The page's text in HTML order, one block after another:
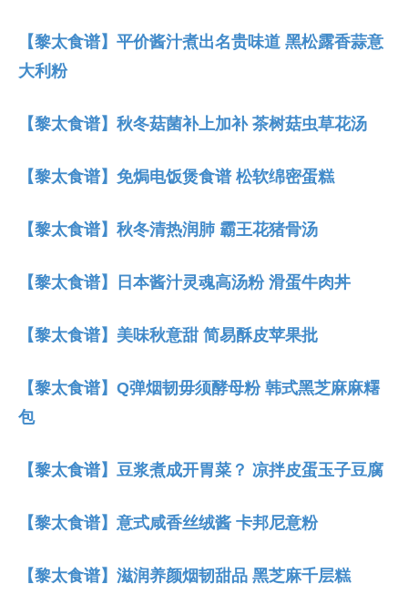
【黎太食谱】平价酱汁煮出名贵味道 黑松露香蒜意
大利粉
【黎太食谱】秋冬菇菌补上加补 茶树菇虫草花汤
【黎太食谱】免焗电饭煲食谱 松软绵密蛋糕
【黎太食谱】秋冬清热润肺 霸王花猪骨汤
【黎太食谱】日本酱汁灵魂高汤粉 滑蛋牛肉丼
【黎太食谱】美味秋意甜 简易酥皮苹果批
【黎太食谱】Q弹烟韧毋须酵母粉 韩式黑芝麻麻糬
包
【黎太食谱】豆浆煮成开胃菜？ 凉拌皮蛋玉子豆腐
【黎太食谱】意式咸香丝绒酱 卡邦尼意粉
【黎太食谱】滋润养颜烟韧甜品 黑芝麻千层糕